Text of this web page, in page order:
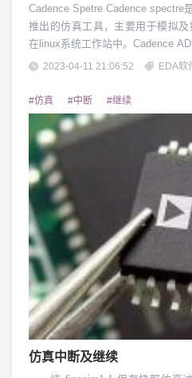
Cadence Spetre Cadence spectre是cadence针对全日制集成电路
推出的仿真工具，主要用于模拟
在linux系统工作站中。Cadence
gn Environment新建文件新建原理
2023-04-11 21:06:52 EDA软
#仿真 #中断 #继续
仿真中断及继续